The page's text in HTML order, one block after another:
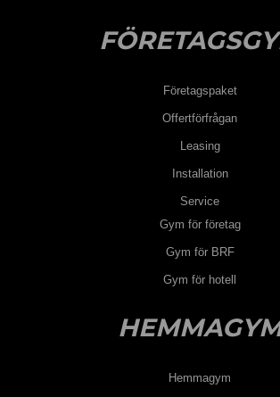
Företagspaket
Offertförfrågan
Leasing
Installation
Service
Gym för företag
Gym för BRF
Gym för hotell
Hemmagym